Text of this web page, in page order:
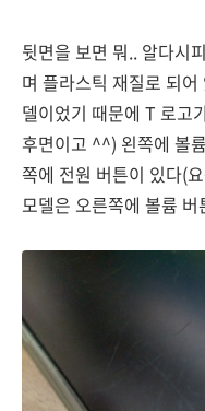
뒷면을 보면 뭐.. 알다시
며 플라스틱 재질로 되
델이었기 때문에 T 로고
후면이고 ^^) 왼쪽에 볼
쪽에 전원 버튼이 있다(
모델은 오른쪽에 볼륨